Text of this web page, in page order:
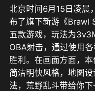
北京时间6月15日凌晨
布了旗下新游《Brawl
五款游戏，玩法为
OBA射击，通过使用
胜利。在画面方面，
简洁明快风格，地图
法，荒野乱斗带给你